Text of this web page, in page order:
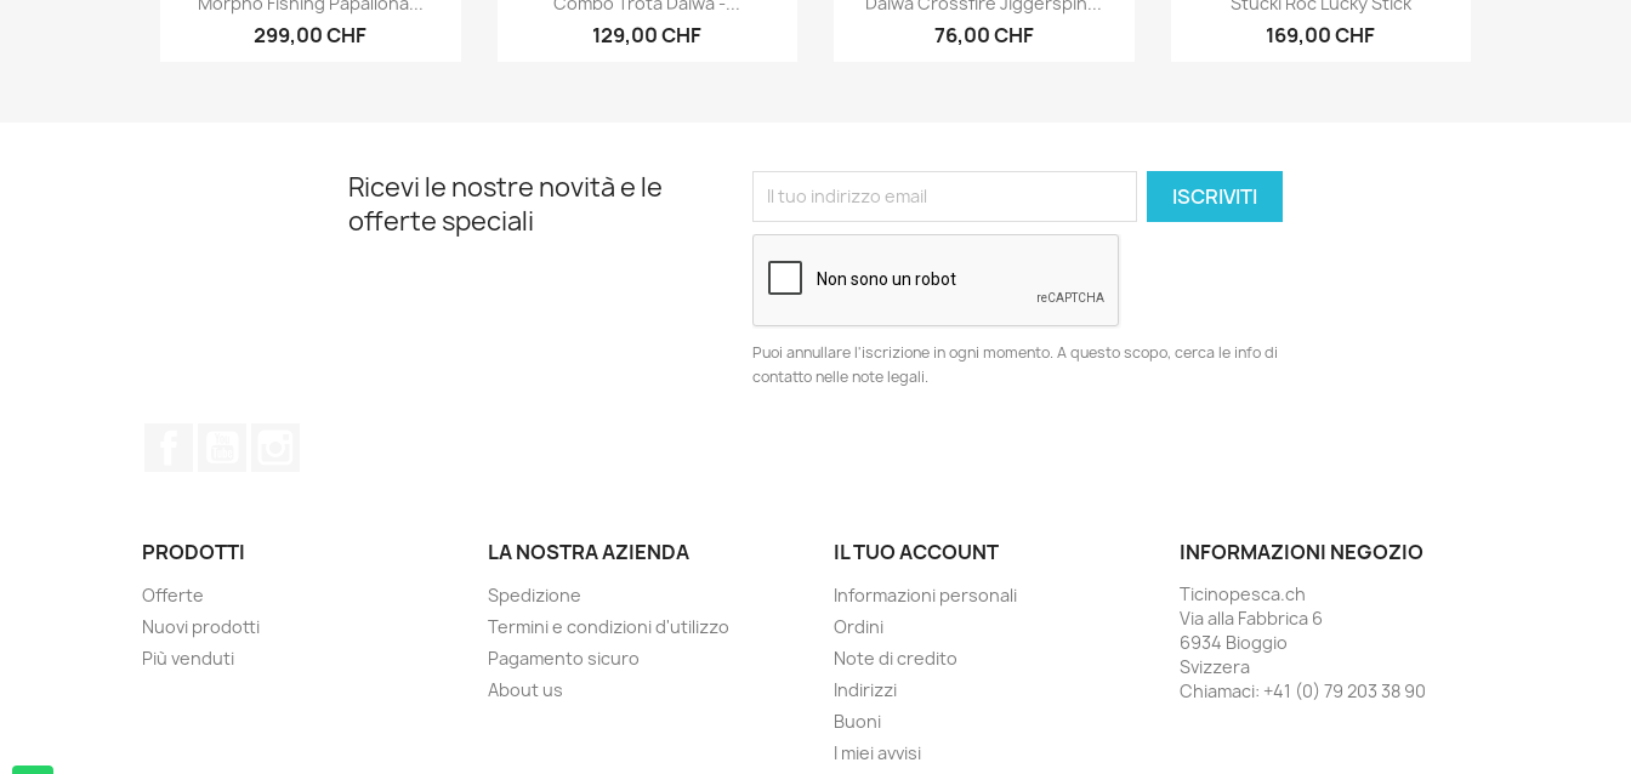
299,00 CHF 129,00 CHF 76,00 CHF 169,00 CHF
Ricevi le nostre novità e le
offerte speciali
Puoi annullare l'iscrizione in ogni momento. A questo scopo, cerca le info di
contatto nelle note legali.
PRODOTTI
Offerte
Nuovi prodotti
Più venduti
LA NOSTRA AZIENDA
Spedizione
Termini e condizioni d'utilizzo
Pagamento sicuro
About us
IL TUO ACCOUNT
Informazioni personali
Ordini
Note di credito
Indirizzi
Buoni
I miei avvisi
INFORMAZIONI NEGOZIO
Ticinopesca.ch
Via alla Fabbrica 6
6934 Bioggio
Svizzera
Chiamaci: +41 (0) 79 203 38 90